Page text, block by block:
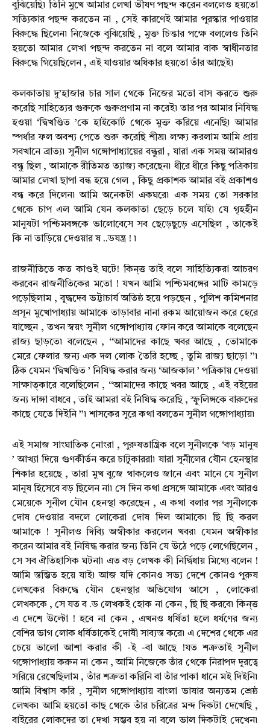
বুঝিয়েছি৷ তিনি মুখে আমার লেখা ভীষণ পছন্দ করেন বললেও হয়তো
সত্যিকার পছন্দ করতেন না , সেই কারণেই আমার পুরস্কার পাওয়ার
বিরুদ্ধে ছিলেন৷ নিজেকে বুঝিয়েছি , মুক্ত চিন্তার পক্ষে বললেও তিনি
হয়তো আমার লেখা পছন্দ করতেন না বলে আমার বাক স্বাধীনতার
বিরুদ্ধে গিয়েছিলেন , এই যাওয়ার অধিকার হয়তো তাঁর আছেই৷
কলকাতায় দু’হাজার চার সাল থেকে নিজের মতো বাস করতে শুরু
করেছি সাহিত্যের গুরুকে গুরুপ্রণাম না করেই৷ তার পর আমার নিষিদ্ধ
হওয়া ‘দ্বিখণ্ডিত ’কে হাইকোর্ট থেকে মুক্ত করিয়ে এনেছি৷ আমার
স্পর্ধার ফল অবশ্য পেতে শুরু করেছি শীঘ্র৷ লক্ষ্য করলাম আমি প্রায়
সবখানে ব্রাত্য৷ সুনীল গঙ্গোপাধ্যায়ের বন্ধুরা , যারা এক সময় আমারও
বন্ধু ছিল , আমাকে রীতিমত ত্যাজ্য করেছেন৷ ধীরে ধীরে কিছু পত্রিকায়
আমার লেখা ছাপা বন্ধ হয়ে গেল , কিছু প্রকাশক আমার বই প্রকাশও
বন্ধ করে দিলেন৷ আমি অনেকটা একঘরে৷ এক সময় তো সরকার
থেকে চাপ এল আমি যেন কলকাতা ছেড়ে চলে যাই৷ যে গৃহহীন
মানুষটা পশ্চিমবঙ্গকে ভালোবেসে সব ছেড়েছুড়ে এসেছিল , তাকেই
কি না তাড়িয়ে দেওয়ার ষ ..ডযন্ত্র ! ৷
রাজনীতিতে কত কাণ্ডই ঘটে! কিন্ত্ত তাই বলে সাহিত্যিকরা আচরণ
করবেন রাজনীতিকের মতো ! যখন আমি পশ্চিমবঙ্গের মাটি কামড়ে
পড়েছিলাম , বুদ্ধদেব ভট্টাচার্য অতিষ্ঠ হয়ে পড়ছেন , পুলিশ কমিশনার
প্রসূন মুখোপাধ্যায় আমাকে তাড়াবার নানা রকম আয়োজন করে হেরে
যাচ্ছেন , তখন স্বয়ং সুনীল গঙ্গোপাধ্যায় ফোন করে আমাকে বলেছেন
রাজ্য ছাড়তে৷ বলেছেন , ‘‘আমাদের কাছে খবর আছে , তোমাকে
মেরে ফেলার জন্য এক দল লোক তৈরি হচ্ছে , তুমি রাজ্য ছাড়ো ’’৷
ঠিক যেমন ‘দ্বিখণ্ডিত ’ নিষিদ্ধ করার জন্য ‘আজকাল ’ পত্রিকায় দেওয়া
সাক্ষাত্কারে বলেছিলেন , ‘‘আমাদের কাছে খবর আছে , এই বইয়ের
জন্য দাঙ্গা বাধবে , তাই আমরা বই নিষিদ্ধ করেছি , স্ফুলিঙ্গকে বারুদের
কাছে যেতে দিইনি ’’৷ শাসকের সুরে কথা বলতেন সুনীল গঙ্গোপাধ্যায়৷
এই সমাজ সাংঘাতিক নোংরা , পুরুষতান্ত্রিক বলে সুনীলকে ‘বড় মানুষ
’ আখ্যা দিয়ে গুণকীর্তন করে চাটুকাররা৷ যারা সুনীলের যৌন হেনস্থার
শিকার হয়েছে , তারা মুখ বুজে থাকলেও জানে এবং মানে যে সুনীল
মানুষ হিসেবে বড় ছিলেন না৷ সে দিন কথা প্রসঙ্গে আমাকে এবং আরও
মেয়েকে সুনীল যৌন হেনস্থা করেছেন , এ কথা বলার পর সুনীলকে
দোষ দেওয়ার বদলে লোকেরা দোষ দিল আমাকে৷ ছি ছি করল
আমাকে ! সুনীলও দিব্যি অস্বীকার করলেন খবর৷ যেমন অস্বীকার
করেন আমার বই নিষিদ্ধ করার জন্য তিনি যে উঠে পড়ে লেগেছিলেন ,
সে সব ঐতিহাসিক ঘটনা৷ এত বড় লেখক কী নির্দ্বিধায় মিথ্যে বলেন !
আমি স্তম্ভিত হয়ে যাই৷ আজ যদি কোনও সভ্য দেশে কোনও পুরুষ
লেখকের বিরুদ্ধে যৌন হেনস্থার অভিযোগ আসে , লোকেরা
লেখককে , সে যত ব .ড লেখকই হোক না কেন , ছি ছি করবে৷ কিন্ত্ত
এ দেশে উল্টো ! হবে না কেন , এখনও ধর্ষিতা হলে ধর্ষণের জন্য
বেশির ভাগ লোক ধর্ষিতাকেই দোষী সাব্যস্ত করে৷ এ দেশের থেকে এর
চেয়ে ভালো আশা করার কী -ই -বা আছে !যত শত্রুতাই সুনীল
গঙ্গোপাধ্যায় করুন না কেন , আমি নিজেকে তাঁর থেকে নিরাপদ দূরত্বে
সরিয়ে রেখেছিলাম , তাঁর শত্রুতা করিনি বা তাঁর পাকা ধানে মই দিইনি৷
আমি বিশ্বাস করি , সুনীল গঙ্গোপাধ্যায় বাংলা ভাষার অন্যতম শ্রেষ্ঠ
লেখক৷ আমি হয়তো কাছ থেকে তাঁর চরিত্রের মন্দ দিকটা দেখেছি ,
বাইরের লোকদের তা দেখা সম্ভব হয় না বলে ভাল দিকটাই দেখেন৷